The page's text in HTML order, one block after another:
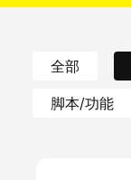
全部
脚本/功能